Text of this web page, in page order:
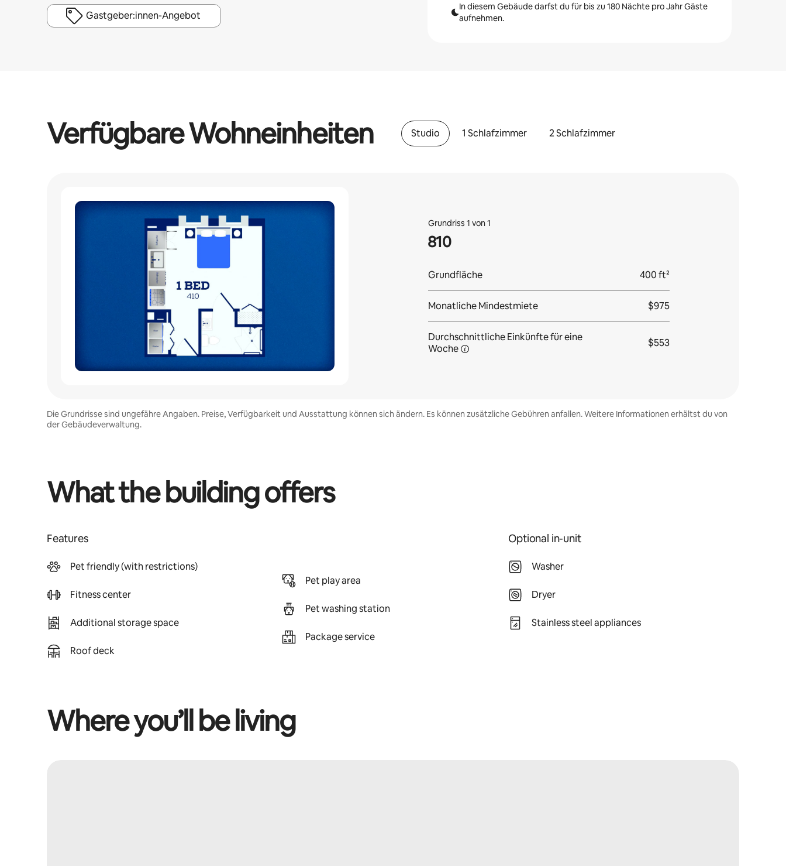
Gastgeber:innen-Angebot
In diesem Gebäude darfst du für bis zu 180 Nächte pro Jahr Gäste
aufnehmen.
Verfügbare Wohneinheiten Studio 1 Schlafzimmer 2 Schlafzimmer
Grundriss 1 von 1
810
Grundfläche 400 ft²
Monatliche Mindestmiete $975
Durchschnittliche Einkünfte für eine
Woche
$553
Die Grundrisse sind ungefähre Angaben. Preise, Verfügbarkeit und Ausstattung können sich ändern. Es können zusätzliche Gebühren anfallen. Weitere Informationen erhältst du von
der Gebäudeverwaltung.
What the building offers
Features
Pet friendly (with restrictions)
Fitness center
Additional storage space
Roof deck
Pet play area
Pet washing station
Package service
Optional in-unit
Washer
Dryer
Stainless steel appliances
Where you’ll be living